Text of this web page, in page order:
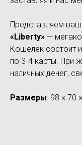
Представляем
«Liberty» —
Кошелёк состоит
по 3-4 карты. При
наличных денег,
Размеры: 98 × 70